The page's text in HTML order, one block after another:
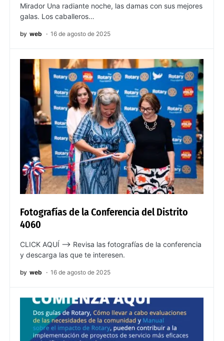
Mirador Una radiante noche, las damas con sus mejores
galas. Los caballeros…
by web 16 de agosto de 2025
Fotografías de la Conferencia del Distrito
4060
CLICK AQUÍ –> Revisa las fotografías de la conferencia
y descarga las que te interesen.
by web 16 de agosto de 2025